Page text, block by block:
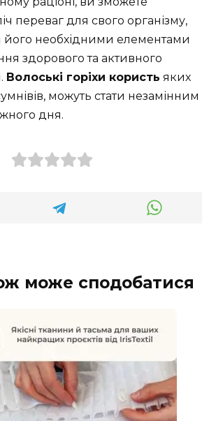
переваг для свого організму,
його необхідними елементами
здорового та активного
Волоські горіхи користь яких
можуть стати незамінним
дня.
може сподобатися